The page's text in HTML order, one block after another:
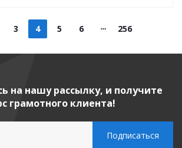
3 4 5 6 256
на нашу рассылку, и получите
грамотного клиента!